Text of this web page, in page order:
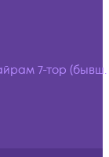
7-тор (бывш.